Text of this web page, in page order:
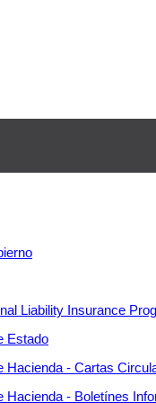
Liability Insurance
Estado
Hacienda - Cartas
Hacienda - Boletínes